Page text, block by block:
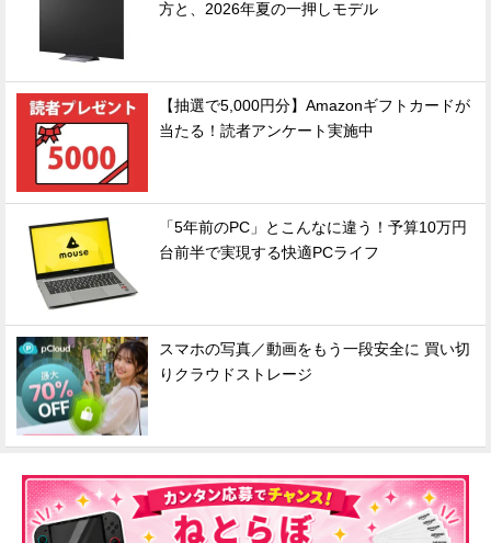
方と、2026年夏の一押しモデル
【抽選で5,000円分】Amazonギフトカードが
当たる！読者アンケート実施中
「5年前のPC」とこんなに違う！予算10万円
台前半で実現する快適PCライフ
スマホの写真／動画をもう一段安全に 買い切
りクラウドストレージ